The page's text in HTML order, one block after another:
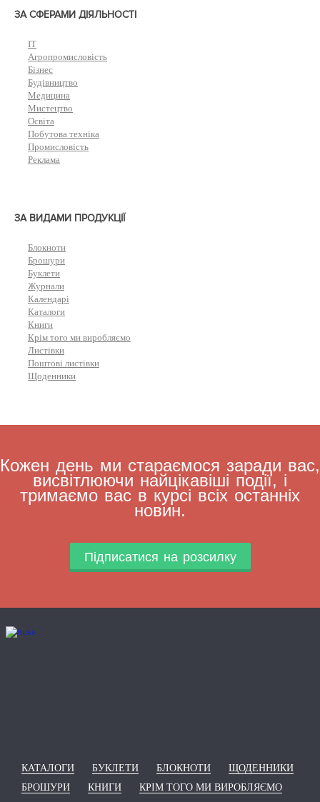
ЗА СФЕРАМИ ДІЯЛЬНОСТІ
IT
Агропромисловість
Бізнес
Будівництво
Медицина
Мистецтво
Освіта
Побутова техніка
Промисловість
Реклама
ЗА ВИДАМИ ПРОДУКЦІЇ
Блокноти
Брошури
Буклети
Журнали
Календарі
Каталоги
Книги
Крім того ми виробляємо
Листівки
Поштові листівки
Щоденники
Кожен день ми стараємося заради вас,
висвітлюючи найцікавіші події, і
тримаємо вас в курсі всіх останніх
новин.
Підписатися на розсилку
КАТАЛОГИ БУКЛЕТИ БЛОКНОТИ
ЩОДЕННИКИ
БРОШУРИ
КНИГИ КРІМ ТОГО МИ ВИРОБЛЯЄМО